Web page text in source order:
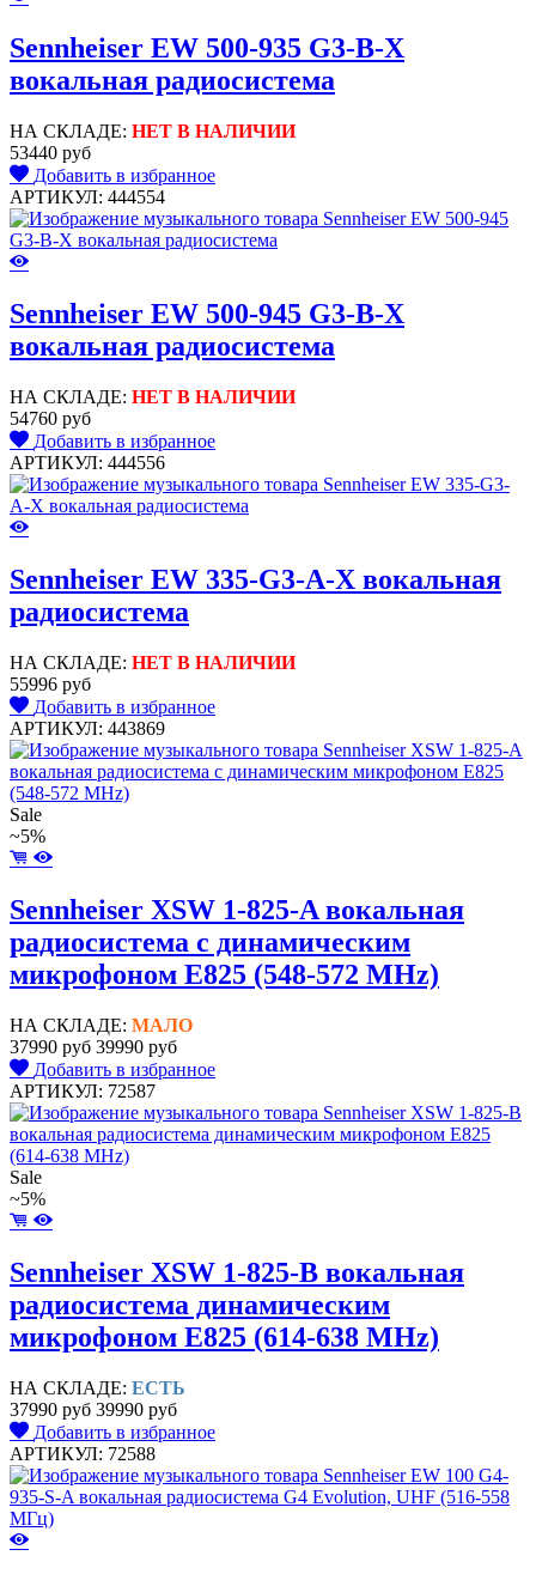
Sennheiser EW 500-935 G3-B-X
вокальная радиосистема
НА СКЛАДЕ: НЕТ В НАЛИЧИИ
53440 руб
Добавить в избранное
АРТИКУЛ: 444554
Sennheiser EW 500-945 G3-B-X
вокальная радиосистема
НА СКЛАДЕ: НЕТ В НАЛИЧИИ
54760 руб
Добавить в избранное
АРТИКУЛ: 444556
Sennheiser EW 335-G3-A-X вокальная
радиосистема
НА СКЛАДЕ: НЕТ В НАЛИЧИИ
55996 руб
Добавить в избранное
АРТИКУЛ: 443869
Sale
~5%
Sennheiser XSW 1-825-A вокальная
радиосистема с динамическим
микрофоном E825 (548-572 MHz)
НА СКЛАДЕ: МАЛО
37990 руб 39990 руб
Добавить в избранное
АРТИКУЛ: 72587
Sale
~5%
Sennheiser XSW 1-825-B вокальная
радиосистема динамическим
микрофоном E825 (614-638 MHz)
НА СКЛАДЕ: ЕСТЬ
37990 руб 39990 руб
Добавить в избранное
АРТИКУЛ: 72588